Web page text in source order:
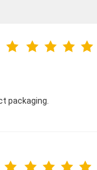
packaging.